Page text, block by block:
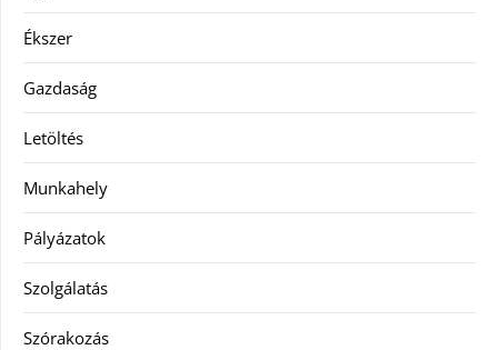
Ékszer
Gazdaság
Letöltés
Munkahely
Pályázatok
Szolgálatás
Szórakozás